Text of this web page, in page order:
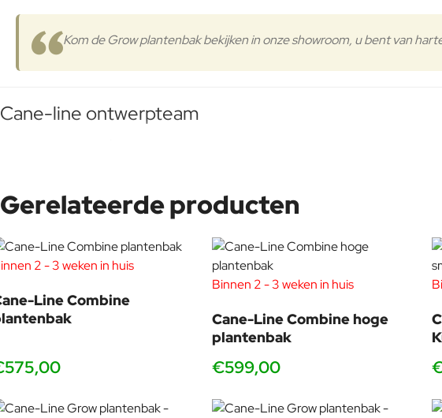
Kom de Grow plantenbak bekijken in onze showroom, u bent van
Cane-line ontwerpteam
Bij Cane-line is comfort de kernwaarde voor goed design en wij geloven in de
Gerelateerde producten
2 - 3 weken in huis
Line Combine
Binnen 2 - 3 weken in huis
Cane-Line Combine hoge
plantenbak
€599,00